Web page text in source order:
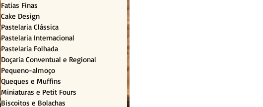
Fatias Finas
Cake Design
Pastelaria Clássica
Pastelaria Internacional
Pastelaria Folhada
Doçaria Conventual e Regional
Pequeno-almoço
Queques e Muffins
Miniaturas e Petit Fours
Biscoitos e Bolachas